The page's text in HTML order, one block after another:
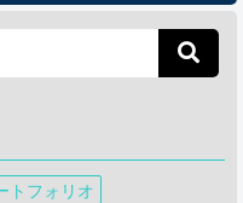
トフォリオ